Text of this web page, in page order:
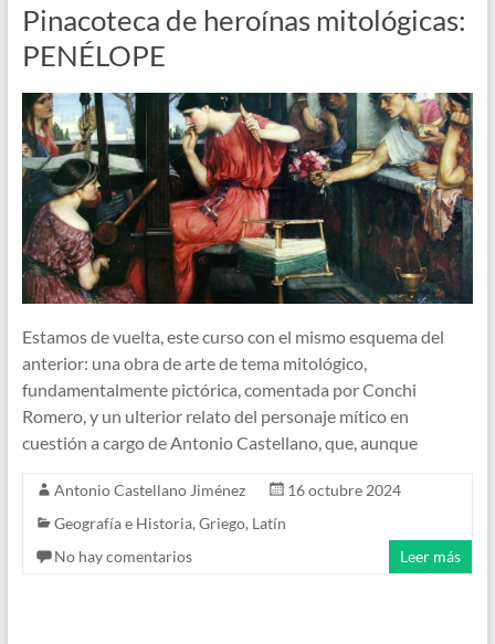
Pinacoteca de heroínas mitológicas:
PENÉLOPE
Estamos de vuelta, este curso con el mismo esquema del
anterior: una obra de arte de tema mitológico,
fundamentalmente pictórica, comentada por Conchi
Romero, y un ulterior relato del personaje mítico en
cuestión a cargo de Antonio Castellano, que, aunque
Antonio Castellano Jiménez
16 octubre 2024
Geografía e Historia, Griego, Latín
No hay comentarios
Leer más